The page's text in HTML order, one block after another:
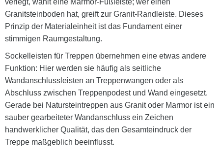
verlegt, wählt eine Marmor-Fußleiste; wer einen
Granitsteinboden hat, greift zur Granit-Randleiste. Dieses
Prinzip der Materialeinheit ist das Fundament einer
stimmigen Raumgestaltung.
Sockelleisten für Treppen übernehmen eine etwas andere
Funktion: Hier werden sie häufig als seitliche
Wandanschlussleisten an Treppenwangen oder als
Abschluss zwischen Treppenpodest und Wand eingesetzt.
Gerade bei Natursteintreppen aus Granit oder Marmor ist ein
sauber gearbeiteter Wandanschluss ein Zeichen
handwerklicher Qualität, das den Gesamteindruck der
Treppe maßgeblich beeinflusst.